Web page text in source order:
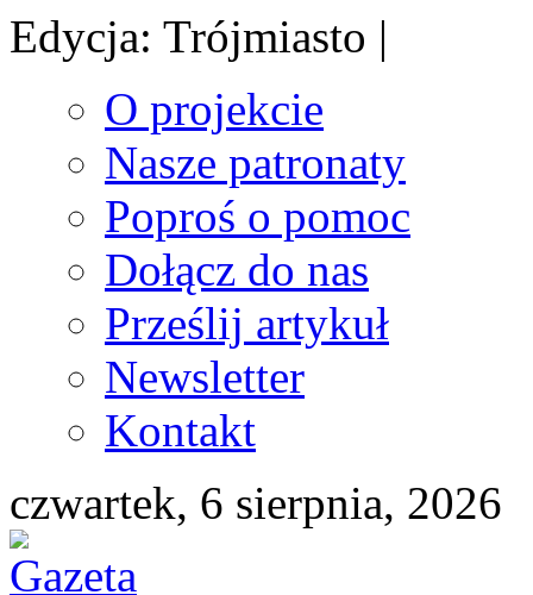
Edycja: Trójmiasto |
O projekcie
Nasze patronaty
Poproś o pomoc
Dołącz do nas
Prześlij artykuł
Newsletter
Kontakt
czwartek, 6 sierpnia, 2026